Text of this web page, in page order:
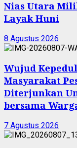
Nias Utara
Layak Huni
8 Agustus 2026
Wujud
Masyarakat
Diterjunkan
bersama
7 Agustus 2026